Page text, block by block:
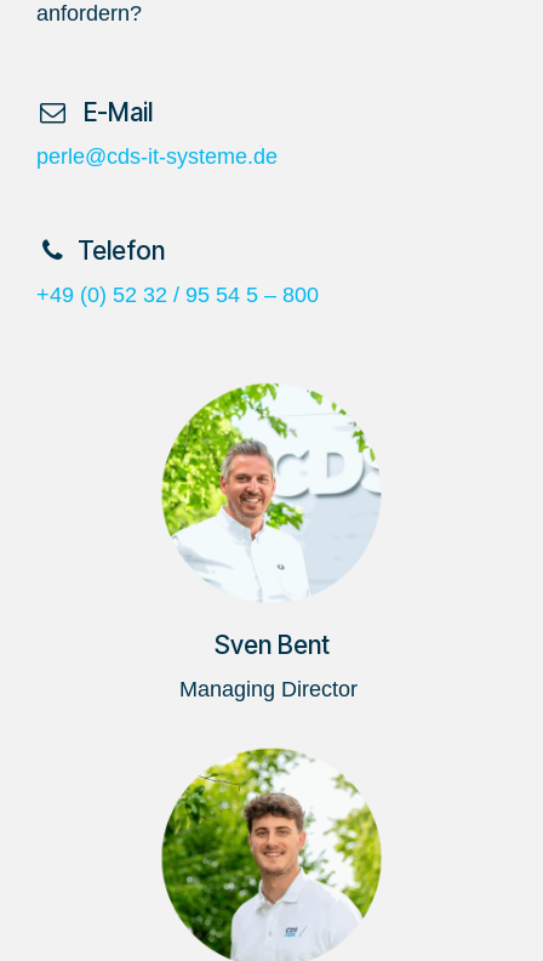
anfordern?
​ E-Mail
perle@cds-it-systeme.de
​Telefon
+49 (0) 52 32 / 95 54 5 – 800
Sven Bent
Managing Director